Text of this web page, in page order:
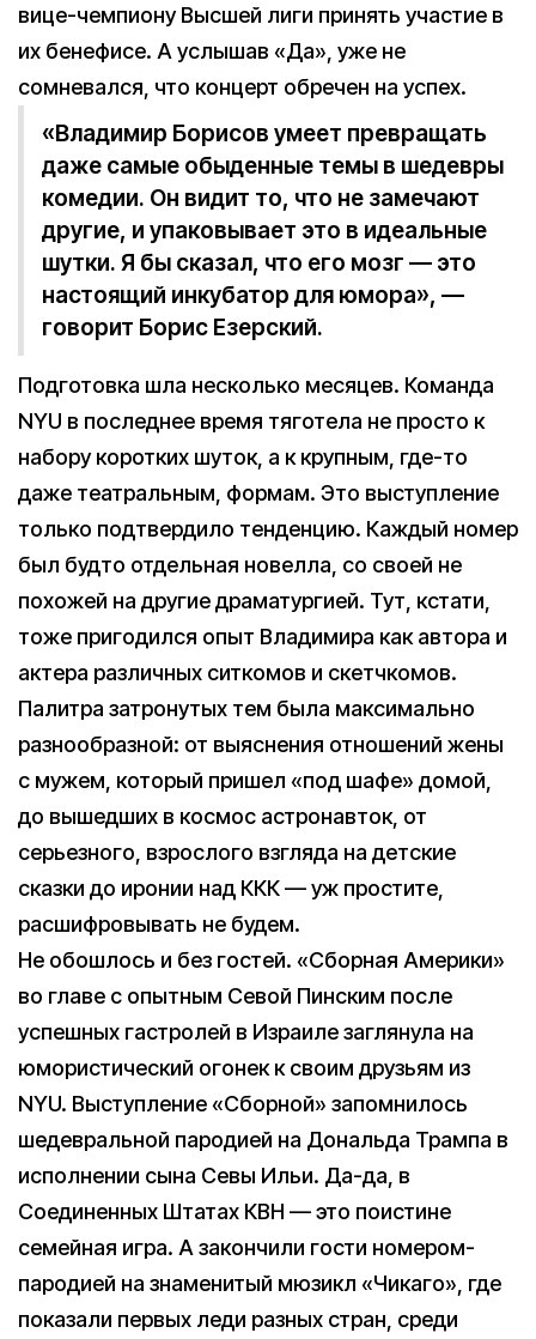
вице-чемпиону Высшей лиги принять участие в
их бенефисе. А услышав «Да», уже не
сомневался, что концерт обречен на успех.
«Владимир Борисов умеет превращать
даже самые обыденные темы в шедевры
комедии. Он видит то, что не замечают
другие, и упаковывает это в идеальные
шутки. Я бы сказал, что его мозг — это
настоящий инкубатор для юмора», —
говорит Борис Езерский.
Подготовка шла несколько месяцев. Команда
NYU в последнее время тяготела не просто к
набору коротких шуток, а к крупным, где-то
даже театральным, формам. Это выступление
только подтвердило тенденцию. Каждый номер
был будто отдельная новелла, со своей не
похожей на другие драматургией. Тут, кстати,
тоже пригодился опыт Владимира как автора и
актера различных ситкомов и скетчкомов.
Палитра затронутых тем была максимально
разнообразной: от выяснения отношений жены
с мужем, который пришел «под шафе» домой,
до вышедших в космос астронавток, от
серьезного, взрослого взгляда на детские
сказки до иронии над ККК — уж простите,
расшифровывать не будем.
Не обошлось и без гостей. «Сборная Америки»
во главе с опытным Севой Пинским после
успешных гастролей в Израиле заглянула на
юмористический огонек к своим друзьям из
NYU. Выступление «Сборной» запомнилось
шедевральной пародией на Дональда Трампа в
исполнении сына Севы Ильи. Да-да, в
Соединенных Штатах КВН — это поистине
семейная игра. А закончили гости номером-
пародией на знаменитый мюзикл «Чикаго», где
показали первых леди разных стран, среди